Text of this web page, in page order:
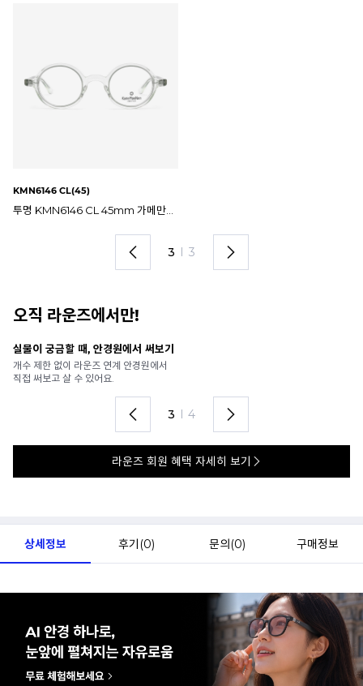
KMN6146 LB(45)
1 I 3
오직 라운즈에서만!
안경 렌즈 맞춤까지 한 번에
가까운 안경원으로 배송받아
렌즈 맞춤부터 피팅까지 편하게!
4 I 4
라운즈 회원 혜택 자세히 보기
상세정보 후기(0) 문의(0) 구매정보